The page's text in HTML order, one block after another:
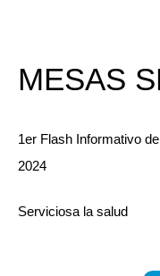
MESAS
1er Flash Informativo
2024
Serviciosa la salud